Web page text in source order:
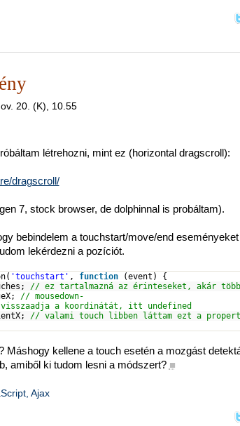
20. (K), 10.55
létrehozni, mint ez (horizontal dragscroll):
dragscroll/
7, stock browser, de dolphinnal is probáltam).
bebindelem a touchstart/move/end eseményeket
lekérdezni a pozíciót.
'touchstart' , function(event) {
// ez tartalmazná az érinteseket, akár
// mousedown-
visszaadja a koordinátát, itt undefined
// valami touch libben láttam ezt a
Máshogy kellene a touch esetén a mozgást
amiből ki tudom lesni a módszert? ■
Ajax